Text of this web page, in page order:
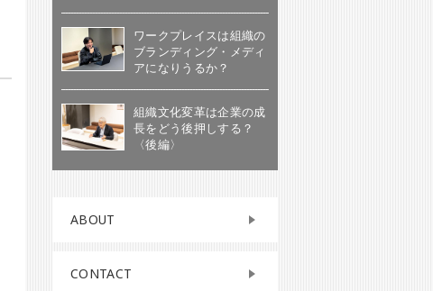
ワークプレイスは組織の
ブランディング・メディ
アになりうるか？
組織文化変革は企業の成
長をどう後押しする？
〈後編〉
ABOUT
CONTACT